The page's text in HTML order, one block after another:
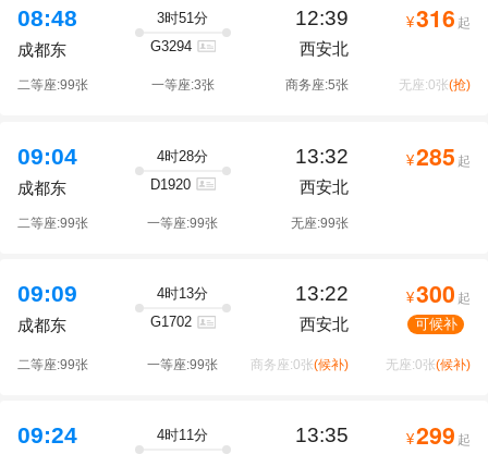
08:48
成都东
3时51分
G3294
12:39
西安北
¥316 起
二等座:99张 一等座:3张 商务座:5张 无座:0张(抢)
09:04
成都东
4时28分
D1920
13:32
西安北
¥285 起
二等座:99张 一等座:99张 无座:99张
09:09
成都东
4时13分
G1702
13:22
西安北
¥300 起
可候补
二等座:99张 一等座:99张 商务座:0张(候补) 无座:0张(候补)
09:24
4时11分
13:35 ¥299 起